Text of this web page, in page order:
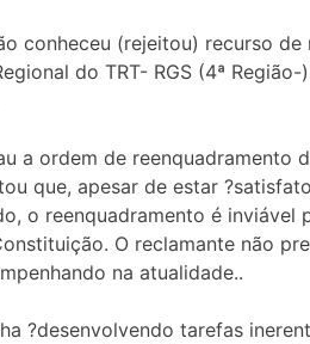
conheceu (rejeitou) recurso
do TRT- RGS (4ª
a ordem de
que, apesar de estar
o reenquadramento é inviável
O reclamante não
na atualidade..
?desenvolvendo tarefas